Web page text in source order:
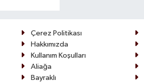
Çerez Politikası
Hakkımızda
Kullanım Koşulları
Aliağa
Bayraklı